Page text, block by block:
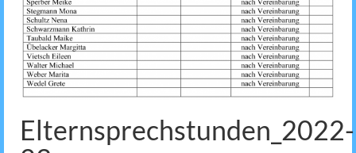
Elternsprechstunden_2022-